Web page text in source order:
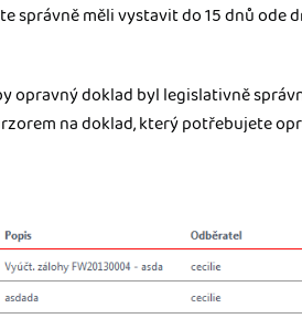
správně měli vystavit do 15 dnů
opravný doklad byl legislativně
na doklad, který potřebujete